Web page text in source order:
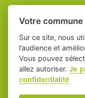
Place du village
des collectivités
Mentions
Votre
Sur ce site, nous
l’audience et
Vous pouvez
allez autoriser.Je
confidentialité